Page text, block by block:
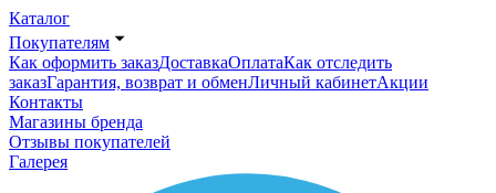
Каталог
Покупателям
Как оформить заказДоставкаОплатаКак отследить
заказГарантия, возврат и обменЛичный кабинетАкции
Контакты
Магазины бренда
Отзывы покупателей
Галерея